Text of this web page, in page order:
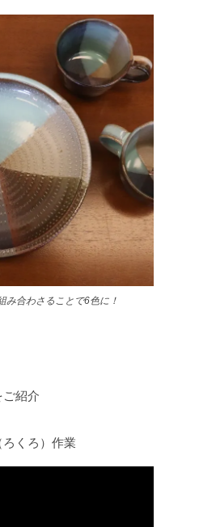
み合わさることで6色に！
紹介
くろ）作業